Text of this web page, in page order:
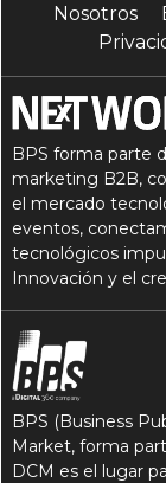
Nosotros
BPS forma parte
marketing B2B,
el mercado
eventos,
tecnológicos
Innovación y el
BPS (Business
Market, forma
DCM es el lugar